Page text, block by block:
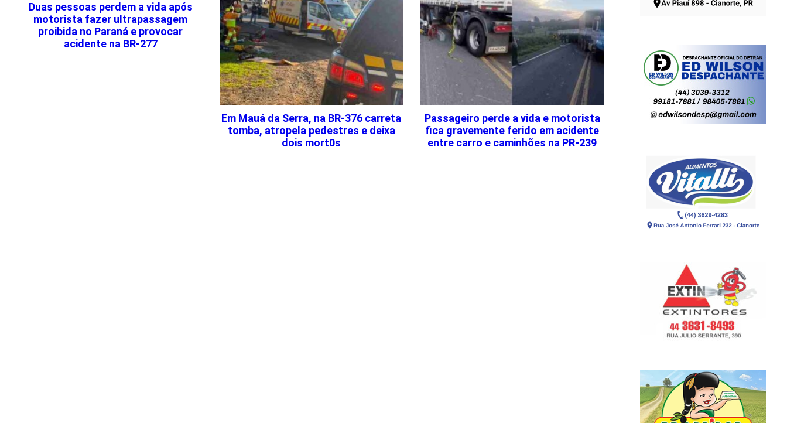
Duas pessoas perdem a vida após
motorista fazer ultrapassagem
proibida no Paraná e provocar
acidente na BR-277
Em Mauá da Serra, na BR-376 carreta
tomba, atropela pedestres e deixa
dois mort0s
Passageiro perde a vida e motorista
fica gravemente ferido em acidente
entre carro e caminhões na PR-239